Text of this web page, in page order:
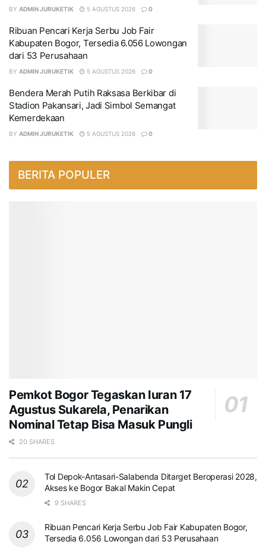
BY ADMIN JURUKETIK 5 AGUSTUS 2026 0
Ribuan Pencari Kerja Serbu Job Fair
Kabupaten Bogor, Tersedia 6.056 Lowongan
dari 53 Perusahaan
BY ADMIN JURUKETIK 5 AGUSTUS 2026 0
Bendera Merah Putih Raksasa Berkibar di
Stadion Pakansari, Jadi Simbol Semangat
Kemerdekaan
BY ADMIN JURUKETIK 5 AGUSTUS 2026 0
BERITA POPULER
Pemkot Bogor Tegaskan Iuran 17
Agustus Sukarela, Penarikan
Nominal Tetap Bisa Masuk Pungli
20 SHARES
Tol Depok-Antasari-Salabenda Ditarget Beroperasi 2028,
Akses ke Bogor Bakal Makin Cepat
9 SHARES
Ribuan Pencari Kerja Serbu Job Fair Kabupaten Bogor,
Tersedia 6.056 Lowongan dari 53 Perusahaan